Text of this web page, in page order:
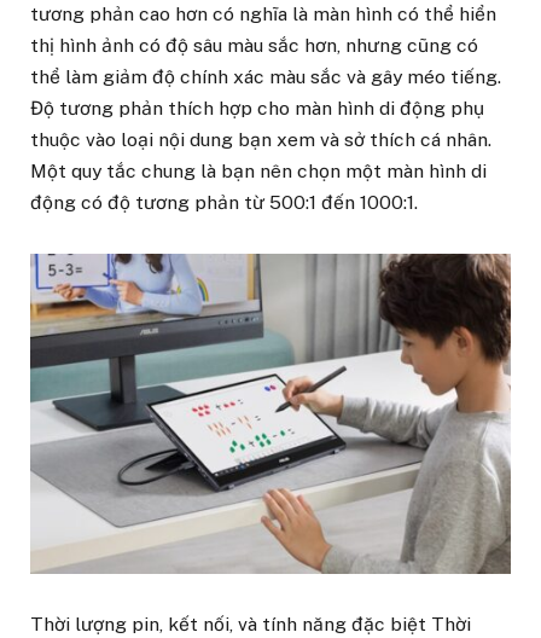
tương phản cao hơn có nghĩa là màn hình có thể hiển
thị hình ảnh có độ sâu màu sắc hơn, nhưng cũng có
thể làm giảm độ chính xác màu sắc và gây méo tiếng.
Độ tương phản thích hợp cho màn hình di động phụ
thuộc vào loại nội dung bạn xem và sở thích cá nhân.
Một quy tắc chung là bạn nên chọn một màn hình di
động có độ tương phản từ 500:1 đến 1000:1.
Thời lượng pin, kết nối, và tính năng đặc biệt Thời